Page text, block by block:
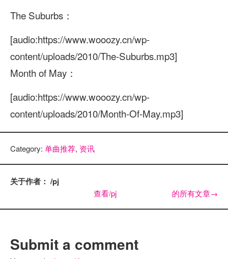
The Suburbs：
[audio:https://www.wooozy.cn/wp-
content/uploads/2010/The-Suburbs.mp3]
Month of May：
[audio:https://www.wooozy.cn/wp-
content/uploads/2010/Month-Of-May.mp3]
Category: 单曲推荐, 资讯
关于作者： /pj
查看/pj 的所有文章→
Submit a comment